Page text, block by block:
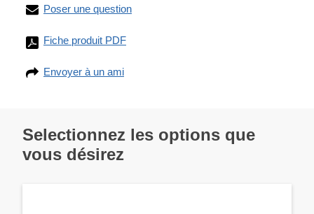
Poser une question
Fiche produit PDF
Envoyer à un ami
Selectionnez les options que
vous désirez